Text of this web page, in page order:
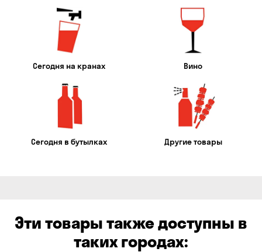
Сегодня на кранах Вино
Сегодня в бутылках Другие товары
Эти товары также доступны в
таких городах: